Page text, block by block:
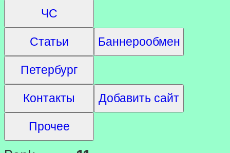
ЧС
Статьи Баннерообмен
Петербург
Контакты Добавить сайт
Прочее